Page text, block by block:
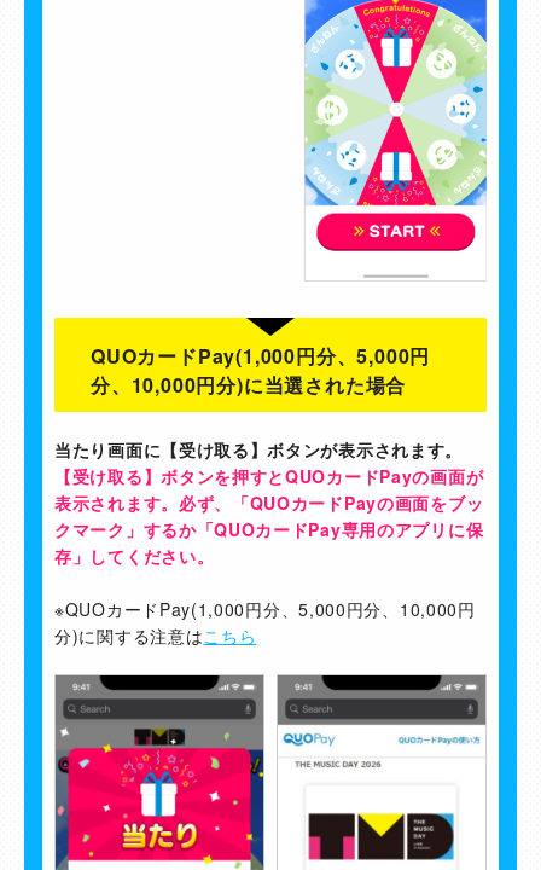
QUOカードPay(1,000円分、5,000円
分、10,000円分)に当選された場合
当たり画面に【受け取る】ボタンが表示されます。
【受け取る】ボタンを押すとQUOカードPayの画面が
表示されます。必ず、「QUOカードPayの画面をブッ
クマーク」するか「QUOカードPay専用のアプリに保
存」してください。
※QUOカードPay(1,000円分、5,000円分、10,000円
分)に関する注意はこちら